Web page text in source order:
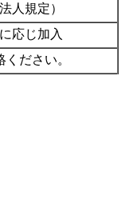
人規定）
応じ加入
ださい。